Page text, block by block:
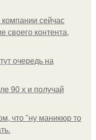
компании сейчас
своего контента,
очередь на
90 х и получай
что "ну маникюр то